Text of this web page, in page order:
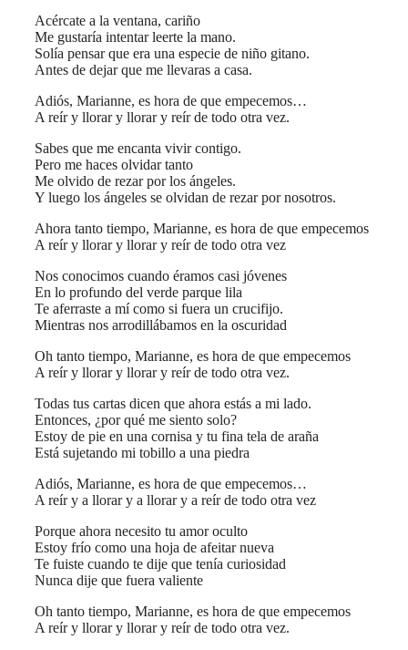
Acércate a la ventana, cariño
Me gustaría intentar leerte la mano.
Solía pensar que era una especie de niño gitano.
Antes de dejar que me llevaras a casa.
Adiós, Marianne, es hora de que empecemos…
A reír y llorar y llorar y reír de todo otra vez.
Sabes que me encanta vivir contigo.
Pero me haces olvidar tanto
Me olvido de rezar por los ángeles.
Y luego los ángeles se olvidan de rezar por nosotros.
Ahora tanto tiempo, Marianne, es hora de que empecemos
A reír y llorar y llorar y reír de todo otra vez
Nos conocimos cuando éramos casi jóvenes
En lo profundo del verde parque lila
Te aferraste a mí como si fuera un crucifijo.
Mientras nos arrodillábamos en la oscuridad
Oh tanto tiempo, Marianne, es hora de que empecemos
A reír y llorar y llorar y reír de todo otra vez.
Todas tus cartas dicen que ahora estás a mi lado.
Entonces, ¿por qué me siento solo?
Estoy de pie en una cornisa y tu fina tela de araña
Está sujetando mi tobillo a una piedra
Adiós, Marianne, es hora de que empecemos…
A reír y a llorar y a llorar y a reír de todo otra vez
Porque ahora necesito tu amor oculto
Estoy frío como una hoja de afeitar nueva
Te fuiste cuando te dije que tenía curiosidad
Nunca dije que fuera valiente
Oh tanto tiempo, Marianne, es hora de que empecemos
A reír y llorar y llorar y reír de todo otra vez.